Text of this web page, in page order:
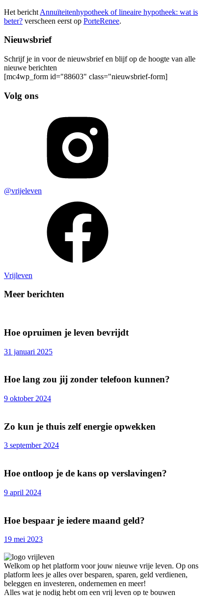
Het bericht Annuïteitenhypotheek of lineaire hypotheek: wat is
beter? verscheen eerst op PorteRenee.
Nieuwsbrief
Schrijf je in voor de nieuwsbrief en blijf op de hoogte van alle
nieuwe berichten
[mc4wp_form id="88603" class="nieuwsbrief-form]
Volg ons
@vrijeleven
Vrijleven
Meer berichten
Hoe opruimen je leven bevrijdt
31 januari 2025
Hoe lang zou jij zonder telefoon kunnen?
9 oktober 2024
Zo kun je thuis zelf energie opwekken
3 september 2024
Hoe ontloop je de kans op verslavingen?
9 april 2024
Hoe bespaar je iedere maand geld?
19 mei 2023
Welkom op het platform voor jouw nieuwe vrije leven. Op ons
platform lees je alles over besparen, sparen, geld verdienen,
beleggen en investeren, ondernemen en meer!
Alles wat je nodig hebt om een vrij leven op te bouwen